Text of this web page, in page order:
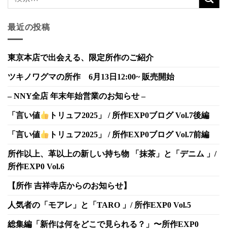
最近の投稿
東京本店で出会える、限定所作のご紹介
ツキノワグマの所作 6月13日12:00~ 販売開始
– NNY全店 年末年始営業のお知らせ –
「言い値 トリュフ2025」 / 所作EXP0ブログ Vol.7後編
「言い値 トリュフ2025」 / 所作EXP0ブログ Vol.7前編
所作以上、革以上の新しい持ち物 「抹茶」と「デニム 」/
所作EXP0 Vol.6
【所作 吉祥寺店からのお知らせ】
人気者の「モアレ」と「TARO 」/ 所作EXP0 Vol.5
総集編「新作は何をどこで見られる？」〜所作EXP0